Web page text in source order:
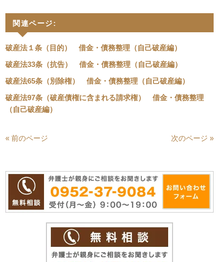
関連ページ:
破産法１条（目的） 借金・債務整理（自己破産編）
破産法33条（抗告） 借金・債務整理（自己破産編）
破産法65条（別除権） 借金・債務整理（自己破産編）
破産法97条（破産債権に含まれる請求権） 借金・債務整理
（自己破産編）
« 前のページ 次のページ »